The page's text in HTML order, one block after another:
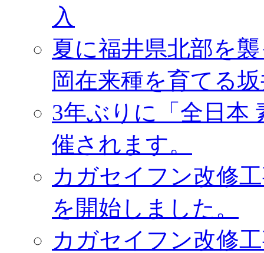
入
夏に福井県北部を
岡在来種を育てる
3年ぶりに「全日本
催されます。
カガセイフン改修
を開始しました。
カガセイフン改修